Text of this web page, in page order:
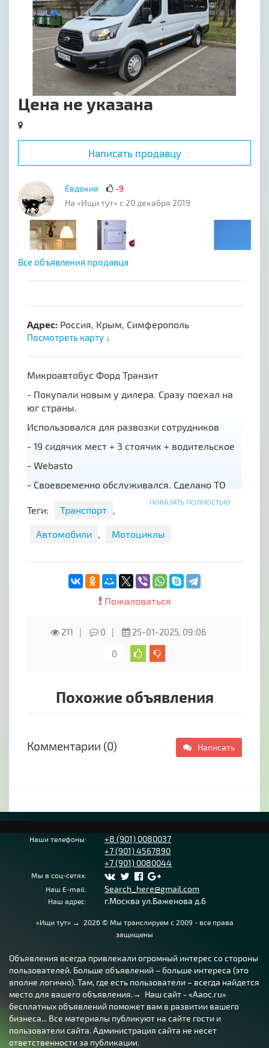
Цена не указана
Написать продавцу
Евдокия
-9
На «Ищи тут» с 20 декабря 2019
Все объявления продавца
Адрес: Россия, Крым, Симферополь
Посмотреть карту ↓
Микроавтобус Форд Транзит
- Покупали новым у дилера. Сразу поехал на
юг страны.
Использовался для развозки сотрудников
- 19 сидячих мест + 3 стоячих + водительское
- Webasto
- Своевременно обслуживался. Сделано ТО
- Машина не видела реагентов
- Без ДТП
Покупали через лизинг на организацию.
Возможна оплата с НДС. Торг реальному
покупателю. Перекупам и салонам не
ПОКАЗАТЬ ПОЛНОСТЬЮ
Теги: Транспорт ,
Автомобили , Мотоциклы
Пожаловаться
211 0
25-01-2025, 09:06
0
Похожие объявления
Комментарии (0) Написать
Наши телефоны:
+8 (901) 0080037
+7 (901) 4567890
+7 (901) 0080044
Мы в соц-сетях:
Наш E-mail:
Search_here@gmail.com
Наш адрес: г.Москва ул.Баженова д.6
«Ищи тут» → 2026© Мы транслируем с 2009 - все права
защищены
Объявления всегда привлекали огромный интерес со стороны
пользователей. Больше объявлений – больше интереса (это
вполне логично). Там, где есть пользователи – всегда найдется
место для вашего объявления.→ Наш сайт - «Aaoc.ru»
бесплатных объявлений поможет вам в развитии вашего
бизнеса... Все материалы публикуют на сайте гости и
пользователи сайта. Администрация сайта не несет
ответственности за публикации.